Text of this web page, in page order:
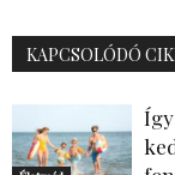
KAPCSOLÓDÓ